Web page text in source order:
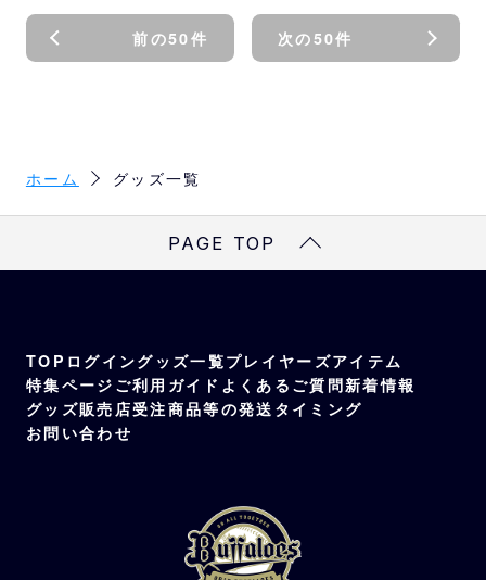
前の50件 次の50件
ホーム グッズ一覧
PAGE TOP
TOP ログイングッズ一覧プレイヤーズアイテム
特集ページ ご利用ガイド よくあるご質問新着情報
グッズ販売店受注商品等の発送タイミング
お問い合わせ